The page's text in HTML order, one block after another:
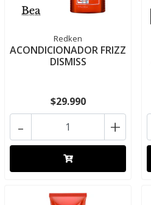
Redken
ACONDICIONADOR FRIZZ
DISMISS
$29.990
+
-